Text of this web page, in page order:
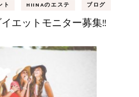
ト HIINAのエステ ブログ
エットモニター募集!!